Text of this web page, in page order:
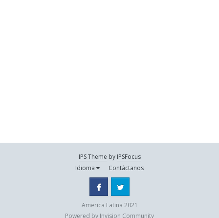
IPS Theme by IPSFocus
Idioma
Contáctanos
Facebook
America Latina 2021
Powered by Invision Community